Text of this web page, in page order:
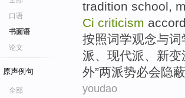
口语
书面语
论文
原声例句
全部
tradition school,
Ci criticism
按照词学观念与词
派、 现代派、新变
外”两派势必会隐
youdao